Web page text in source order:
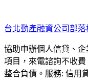
至
主
要
內
容
台北動產融資公司部落
協助申辦個人信貸、
項目，來電諮詢不收
整合負債。服務: 信用